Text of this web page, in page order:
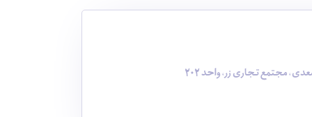
مجتمع تجاری زر، واحد 202